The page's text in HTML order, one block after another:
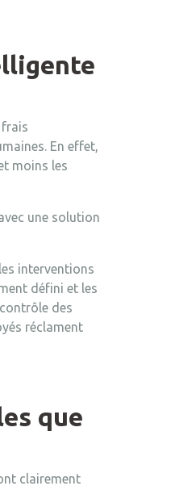
En effet,
moins les
une solution
interventions
défini et les
des
réclament
que
clairement